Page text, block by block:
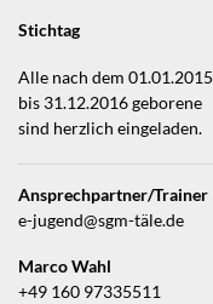
Stichtag
Alle nach dem 01.01.2015
bis 31.12.2016 geborene
sind herzlich eingeladen.
Ansprechpartner/Trainer
e-jugend@sgm-täle.de
Marco Wahl
+49 160 97335511